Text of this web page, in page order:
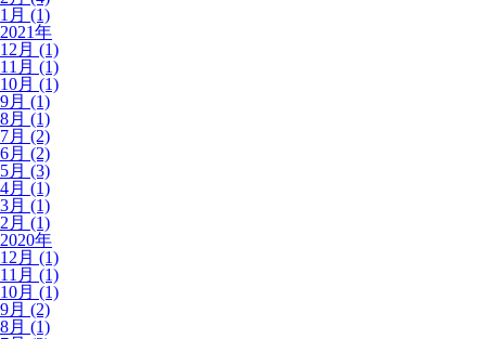
1月 (1)
2021年
12月 (1)
11月 (1)
10月 (1)
9月 (1)
8月 (1)
7月 (2)
6月 (2)
5月 (3)
4月 (1)
3月 (1)
2月 (1)
2020年
12月 (1)
11月 (1)
10月 (1)
9月 (2)
8月 (1)